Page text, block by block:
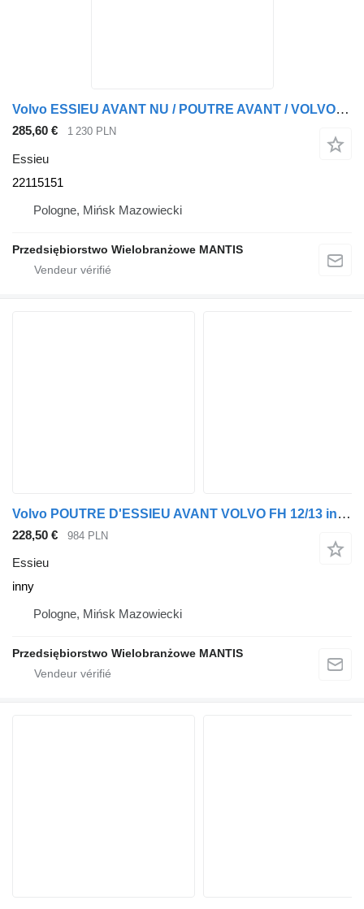
Volvo ESSIEU AVANT NU / POUTRE AVANT / VOLVO FH4 EURO 6 22115151 pour tracteur routier
285,60 € 1 230 PLN
Essieu
22115151
Pologne, Mińsk Mazowiecki
Przedsiębiorstwo Wielobranżowe MANTIS
Volvo POUTRE D'ESSIEU AVANT VOLVO FH 12/13 inny pour tracteur routier
228,50 € 984 PLN
Essieu
inny
Pologne, Mińsk Mazowiecki
Przedsiębiorstwo Wielobranżowe MANTIS